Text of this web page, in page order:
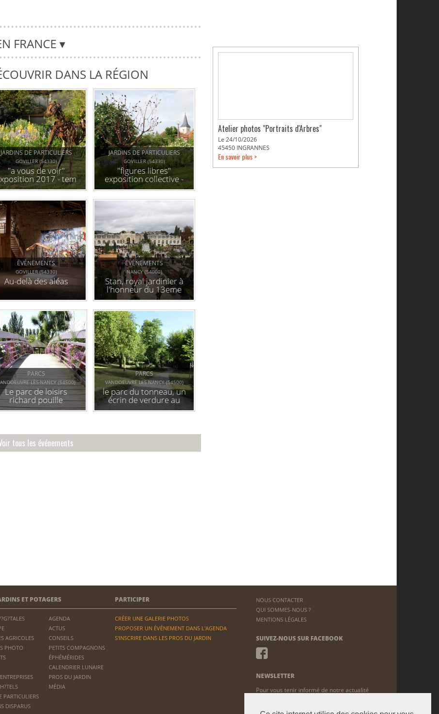
FRANCE ▾
DANS LA RÉGION
JARDINS DE PARTICULIERS
GOVILLER (54330)
"a vous de voir"
2017 - tem
espace d'art
jardin
JARDINS DE PARTICULIERS
GOVILLER (54330)
"figures libres"
exposition collective -
tem espace d'art
jardin
ÉVÉNEMENTS
GOVILLER (54330)
Au-delà des aléas
ÉVÉNEMENTS
NANCY (54000)
Stan, royal jardinier à
l'honneur du 13eme
jardin éphémère
PARCS
LÈS-NANCY (54500)
Le parc de loisirs
richard pouille
PARCS
VANDOEUVRE LES NANCY (54500)
le parc du tonneau, un
écrin de verdure au
cœur du village.
tous les événements
Atelier photos "Portraits d'Arbres"
Le 24/10/2026
45450 INGRANNES
En savoir plus >
ET POTAGERS
AGRICOLES
PHOTO
PARTICULIERS
DISPARUS
AGENDA
ACTUS
CONSEILS
PETITS COMPAGNONS
ÉPHÉMÉRIDES
CALENDRIER LUNAIRE
PROS DU JARDIN
MÉDIA
PARTICIPER
CRÉER UNE GALERIE PHOTOS
PROPOSER UN ÉVÉNEMENT DANS L'AGENDA
S'INSCRIRE DANS LES PROS DU JARDIN
NOUS CONTACTER
QUI SOMMES-NOUS ?
MENTIONS LÉGALES
SUIVEZ-NOUS SUR FACEBOOK
NEWSLETTER
Pour vous tenir informé de notre actualité